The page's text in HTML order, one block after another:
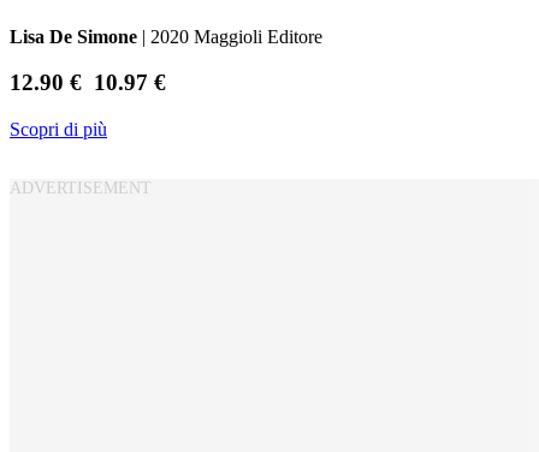
Lisa De Simone | 2020 Maggioli Editore
12.90 € 10.97 €
Scopri di più